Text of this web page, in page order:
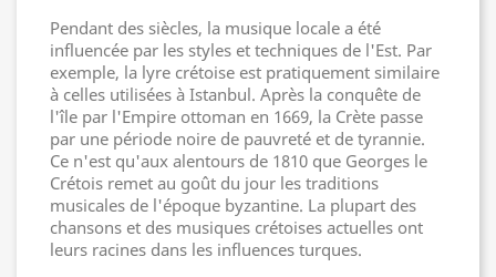
Pendant des siècles, la musique locale a été
influencée par les styles et techniques de l'Est. Par
exemple, la lyre crétoise est pratiquement similaire
à celles utilisées à Istanbul. Après la conquête de
l'île par l'Empire ottoman en 1669, la Crète passe
par une période noire de pauvreté et de tyrannie.
Ce n'est qu'aux alentours de 1810 que Georges le
Crétois remet au goût du jour les traditions
musicales de l'époque byzantine. La plupart des
chansons et des musiques crétoises actuelles ont
leurs racines dans les influences turques.